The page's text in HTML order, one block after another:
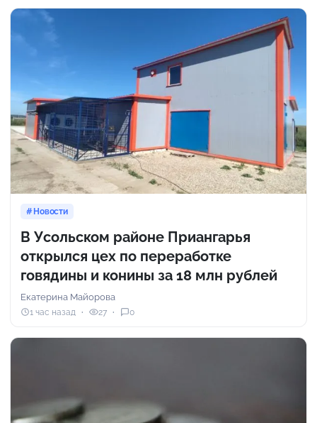
Новости
В Усольском районе Приангарья
открылся цех по переработке
говядины и конины за 18 млн рублей
Екатерина Майорова
1 час назад 27 0